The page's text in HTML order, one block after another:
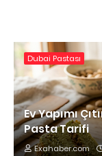
Dubai Pastası
Ev Yapımı
Pasta Tarifi
Exahaber.com